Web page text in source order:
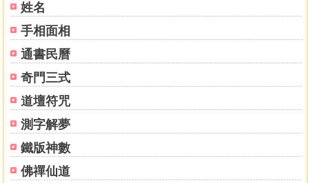
姓名
手相面相
通書民曆
奇門三式
道壇符咒
測字解夢
鐵版神數
佛禪仙道